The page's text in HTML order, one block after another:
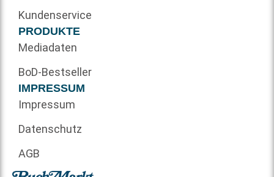
Kundenservice
PRODUKTE
Mediadaten
BoD-Bestseller
IMPRESSUM
Impressum
Datenschutz
AGB